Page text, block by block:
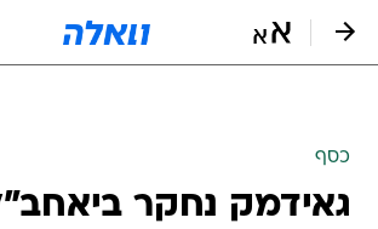
כסף
גאידמק נחקר